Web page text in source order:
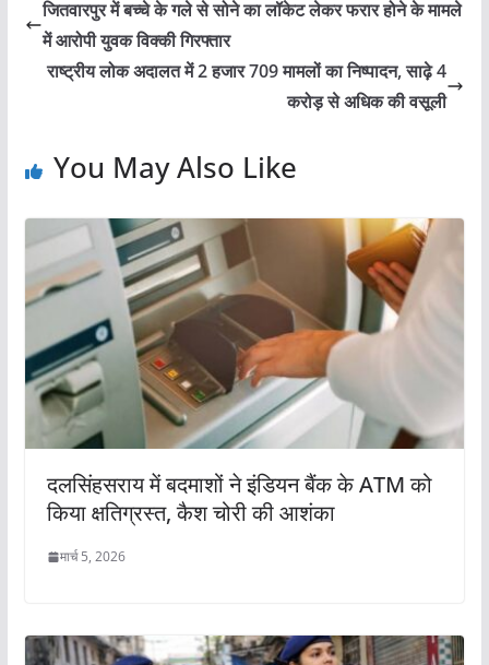
जितवारपुर में बच्चे के गले से सोने का लॉकेट लेकर फरार होने के मामले
में आरोपी युवक विक्की गिरफ्तार
राष्ट्रीय लोक अदालत में 2 हजार 709 मामलों का निष्पादन, साढ़े 4
करोड़ से अधिक की वसूली
You May Also Like
दलसिंहसराय में बदमाशों ने इंडियन बैंक के ATM को
किया क्षतिग्रस्त, कैश चोरी की आशंका
मार्च 5, 2026